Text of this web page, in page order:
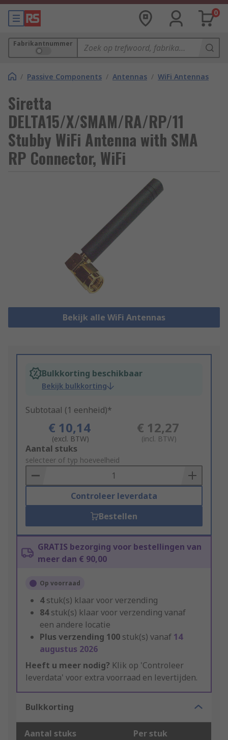
0
Fabrikantnummer
/ Passive Components / Antennas / WiFi Antennas
Siretta
DELTA15/X/SMAM/RA/RP/11
Stubby WiFi Antenna with SMA
RP Connector, WiFi
Bekijk alle WiFi Antennas
Bulkkorting beschikbaar
Bekijk bulkkorting
Subtotaal (1 eenheid)*
€ 10,14
(excl. BTW)
€ 12,27
(incl. BTW)
Add
to
Basket
Aantal stuks
selecteer of typ hoeveelheid
Controleer leverdata
Bestellen
GRATIS bezorging voor bestellingen van
meer dan € 90,00
Op voorraad
4stuk(s) klaar voor verzending
84stuk(s) klaar voor verzending vanaf
een andere locatie
Plus verzending 100 stuk(s) vanaf 14
augustus 2026
Heeft u meer nodig? Klik op 'Controleer
leverdata' voor extra voorraad en levertijden.
Bulkkorting
Aantal stuks Per stuk